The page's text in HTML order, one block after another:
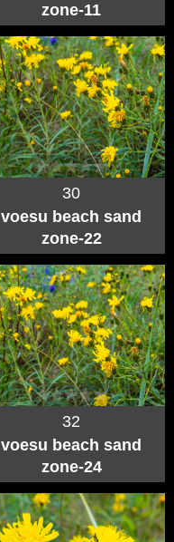
zone-11
30
voesu beach sand
zone-22
32
voesu beach sand
zone-24